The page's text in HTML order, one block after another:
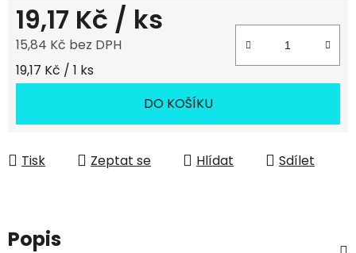
19,17 Kč / ks
15,84 Kč bez DPH
Měrná cena:
19,17 Kč / 1 ks
DO KOŠÍKU
Tisk Zeptat se Hlídat Sdílet
Popis